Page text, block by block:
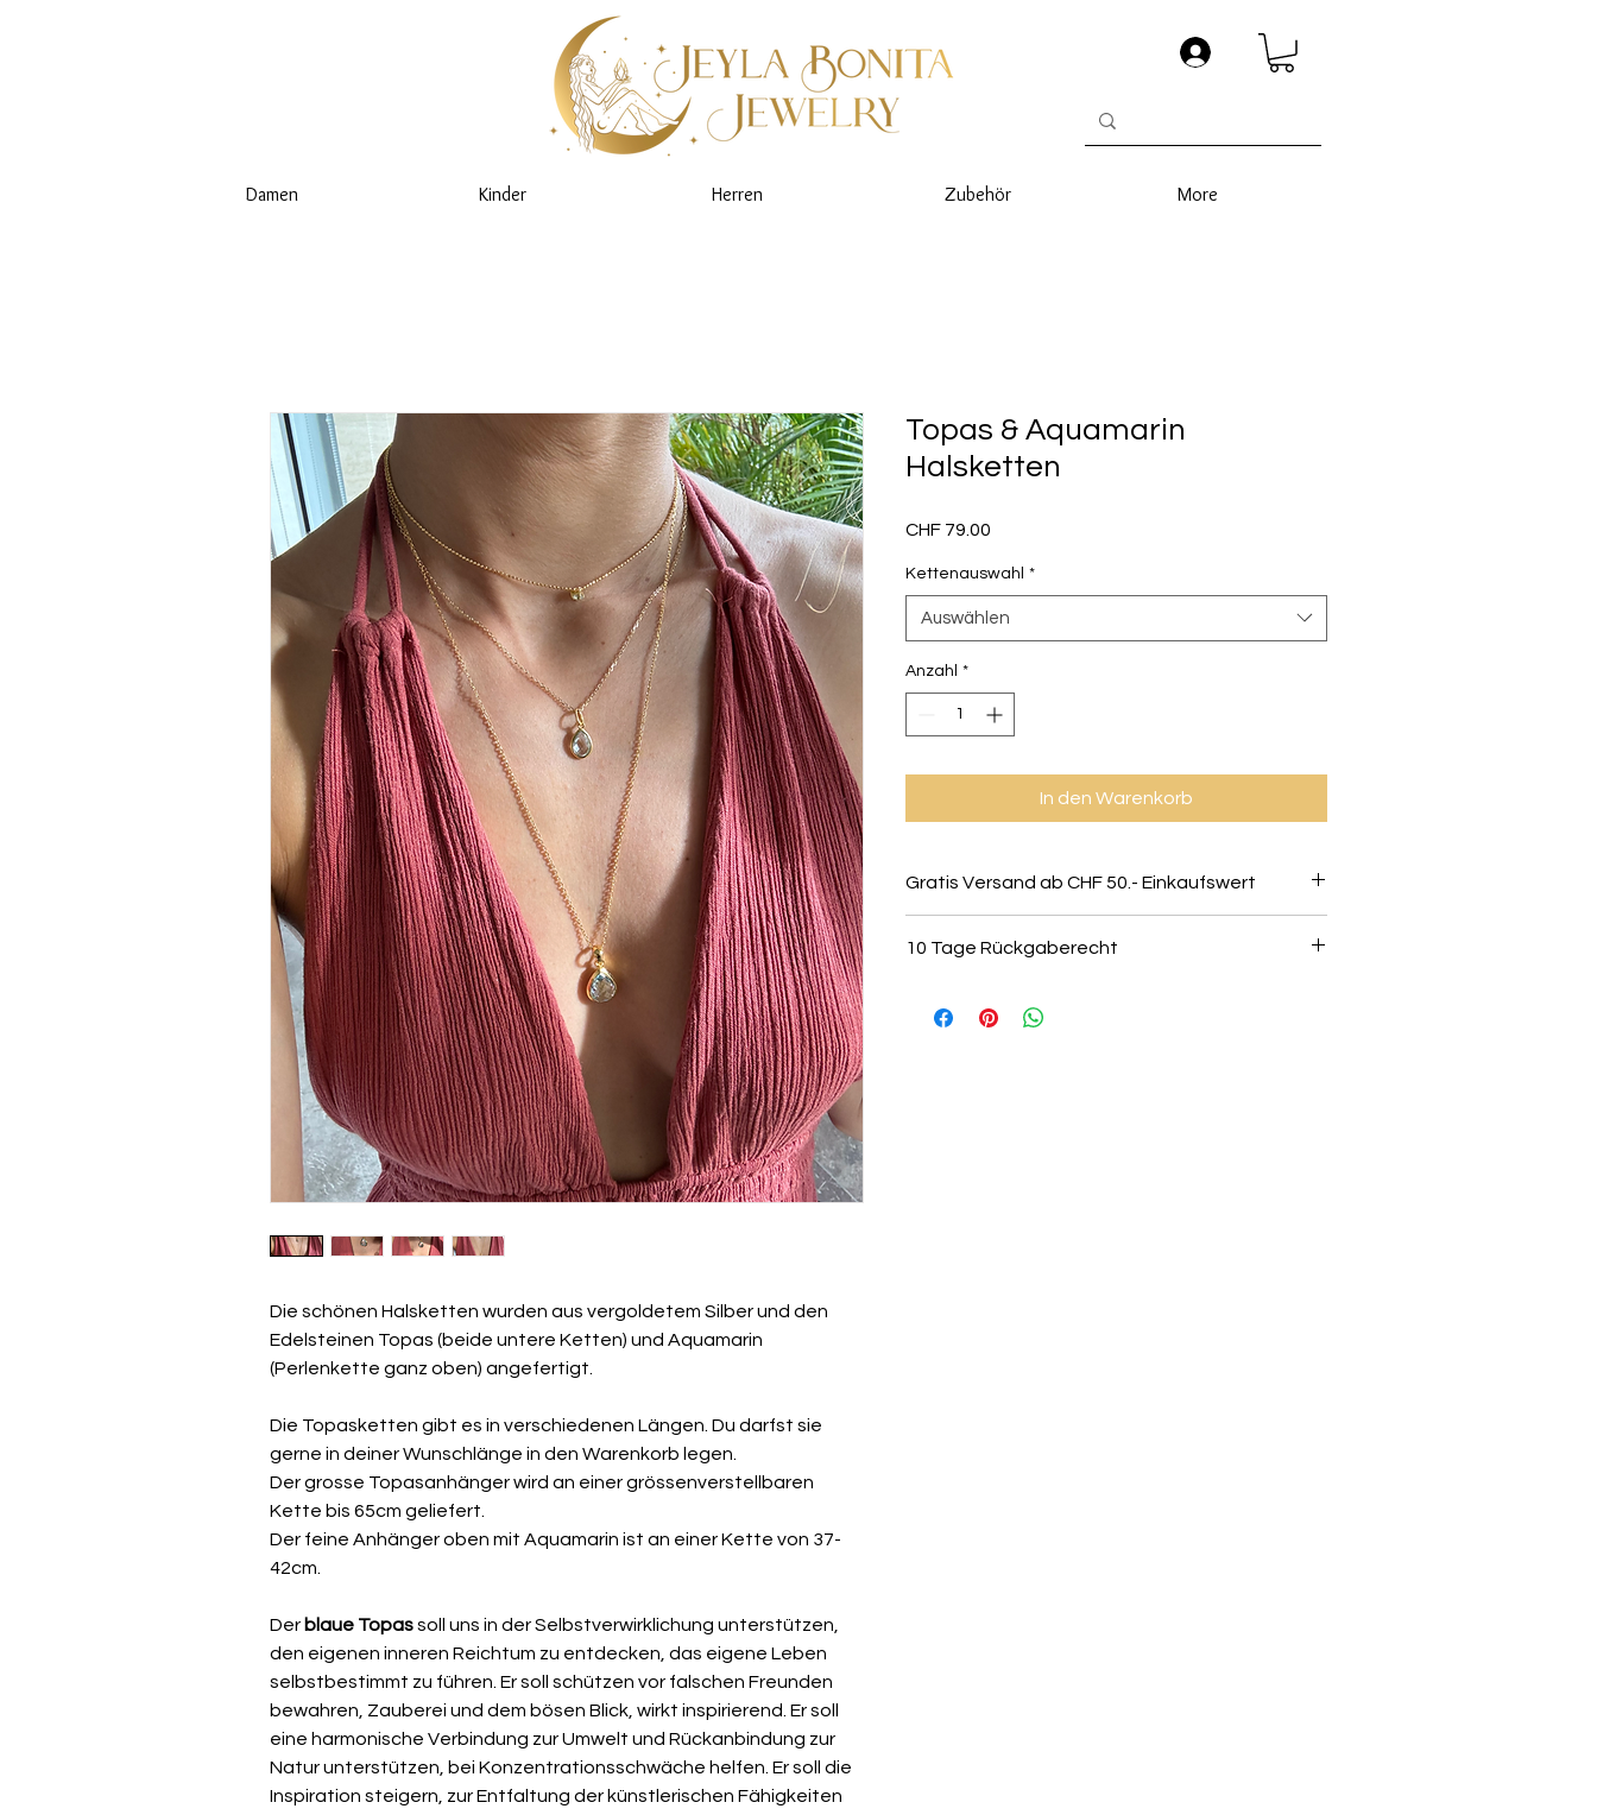
Damen Kinder Herren Zubehör More
Die schönen Halsketten wurden aus vergoldetem Silber und den
Edelsteinen Topas (beide untere Ketten) und Aquamarin
(Perlenkette ganz oben) angefertigt.
Die Topasketten gibt es in verschiedenen Längen. Du darfst sie
gerne in deiner Wunschlänge in den Warenkorb legen.
Der grosse Topasanhänger wird an einer grössenverstellbaren
Kette bis 65cm geliefert.
Der feine Anhänger oben mit Aquamarin ist an einer Kette von 37-
42cm.
Der blaue Topassoll uns in der Selbstverwirklichung unterstützen,
den eigenen inneren Reichtum zu entdecken, das eigene Leben
selbstbestimmt zu führen. Er soll schützen vor falschen Freunden
bewahren, Zauberei und dem bösen Blick, wirkt inspirierend. Er soll
eine harmonische Verbindung zur Umwelt und Rückanbindung zur
Natur unterstützen, bei Konzentrationsschwäche helfen. Er soll die
Inspiration steigern, zur Entfaltung der künstlerischen Fähigkeiten
Topas & Aquamarin
Halsketten
CHF 79.00
Kettenauswahl *
Auswählen
Anzahl *
In den Warenkorb
Gratis Versand ab CHF 50.- Einkaufswert
10 Tage Rückgaberecht
retourniert oder kostenlos umgetauscht werden -